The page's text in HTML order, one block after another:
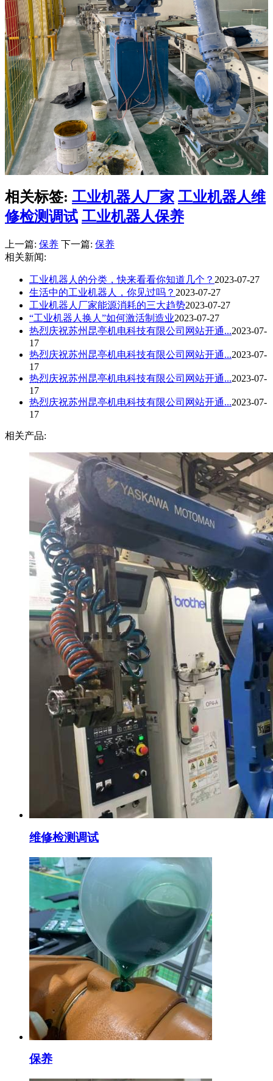
相关标签: 工业机器人厂家 工业机器人维
修检测调试 工业机器人保养
上一篇: 保养 下一篇: 保养
相关新闻:
工业机器人的分类，快来看看你知道几个？ 2023-07-27
生活中的工业机器人，你见过吗？ 2023-07-27
工业机器人厂家能源消耗的三大趋势2023-07-27
“工业机器人换人”如何激活制造业2023-07-27
热烈庆祝苏州昆亭机电科技有限公司网站开通...2023-07-
17
热烈庆祝苏州昆亭机电科技有限公司网站开通...2023-07-
17
热烈庆祝苏州昆亭机电科技有限公司网站开通...2023-07-
17
热烈庆祝苏州昆亭机电科技有限公司网站开通...2023-07-
17
相关产品:
维修检测调试
保养